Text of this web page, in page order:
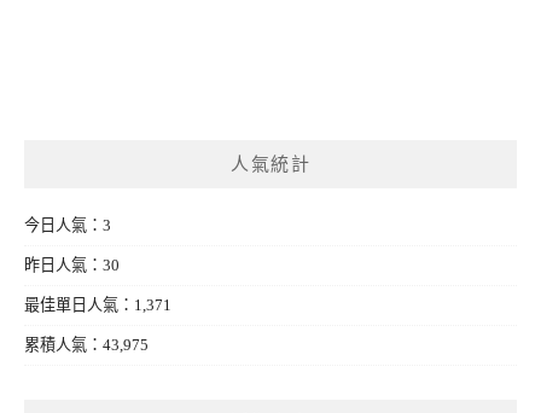
人氣統計
今日人氣：3
昨日人氣：30
最佳單日人氣：1,371
累積人氣：43,975